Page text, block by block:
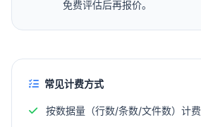
免费评估后再报价。
常见计费方式
按数据量（行数/条数/文件数）计费